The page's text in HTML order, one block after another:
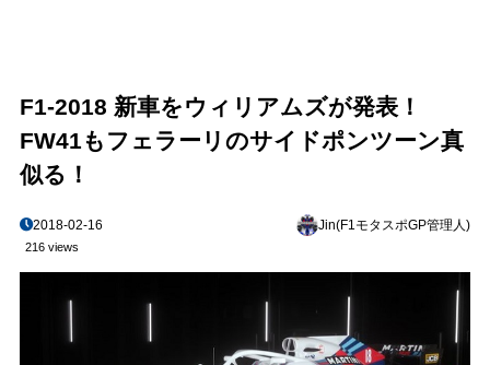
F1-2018 新車をウィリアムズが発表！
FW41もフェラーリのサイドポンツーン真
似る！
2018-02-16 Jin(F1モタスポGP管理人)
216 views